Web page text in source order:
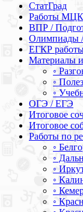
СтатГрад
Работы
ВПР /
Олимпиады
ЕГКР
Материалы и
◦
◦
◦
ОГЭ / ЕГЭ
Итоговое
Итоговое
Работы по
◦
◦
◦
◦
◦
◦